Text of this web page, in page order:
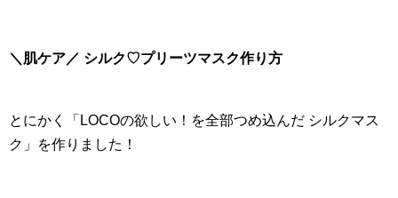
＼肌ケア／ シルク♡プリーツマスク作り方
とにかく「LOCOの欲しい！を全部つめ込んだ シルクマス
ク」を作りました！